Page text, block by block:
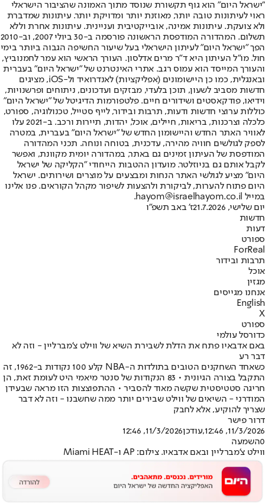
"ישראל היום" הוא גוף תקשורת שנוסד מתוך האמונה שהציבור הישראלי
ראוי לעיתונות טובה יותר, מאוזנת יותר ומדויקת יותר. עיתונות שמדברת
ולא צועקת. עיתונות אמינה, אובייקטיבית ועניינית. עיתונות אחרת וללא
תשלום. המהדורה המודפסת הראשונה פורסמה ב-30 ביולי 2007, וב-2010
הפך "ישראל היום" לעיתון הישראלי בעל שיעור החשיפה הגבוה ביותר בימי
חול. מו"ל העיתון היא ד"ר מרים אדלסון. העורך הראשי הוא עמר לחמנוביץ,
והעורך המייסד הוא עמוס רגב. אתרי האינטרנט של "ישראל היום" בעברית
ובאנגלית, כמו כן היישומונים (אפליקציות) לאנדרואיד ול-iOS, מציגים
חדשות מסביב לשעון, תוכן בלעדי, מבזקים ועדכונים, ניתוחים ופרשנויות,
וידיאו, פודקאסטים ושידורים חיים. פלטפורמות הדיגיטל של "ישראל היום"
כוללות ערוצי חדשות ודעות, תרבות ובידור, לייף סטייל, טכנולוגיה, ספורט,
כלכלה וצרכנות, בריאות, חיילים, אוכל, יהדות, תיירות ורכב. ב-2021 עלו
לאוויר האתר החדש והיישומון החדש של "ישראל היום" בעברית, במטרה
לספק לגולשים חוויה מהירה, עדכנית, בטוחה ונוחה. תכני המהדורה
המודפסת של העיתון זמינים גם באתר, במהדורה יומית מקוונת, ואפשר
לקבל אותם גם בניוזלטר. מועדון ההטבות הייחודי "הקליקה של ישראל
היום" מציע לגולשי האתר הנחות ומבצעים על מוצרים ושירותים. ישראל
היום פתוח להערות, לביקורת ולהצעות לשיפור מקהל הקוראים. פנו אלינו
במייל hayom@israelhayom.co.il.
יום שלישי, 21.7.2026
ז' באב תשפ"ו
חדשות
דעות
ספורט
ForReal
תרבות ובידור
אוכל
מגזין
אנחנו מגייסים
English
X
ספורט
כדורסל עולמי
באם אדבאיו פתח את הדלת לשבירת השיא של ווילט צ'מברליין - וזה לא
דבר רע
כשאחד השחקנים הטובים בתולדות ה-NBA קלע 100 נקודות ב-1962, זה
התקבל בצורה הגיונית • 83 הנקודות של סנטר מיאמי היט לעומת זאת, הן
חריגה סטטיסטית שקשה מאוד להסביר • ההתפוצצות הזו מראה שבעידן
המודרני - השיאים של ווילט שבירים יותר ממה שחשבנו - וזה לא דבר
שצריך להוקיע, אלא לחבק
דרור פישר
11/3/2026, 12:46
,עודכן11/3/2026, 12:46
0השמעה
ווילט צ'מברליין ובאם אדבאיו. צילום: AP ו-Miami HEAT